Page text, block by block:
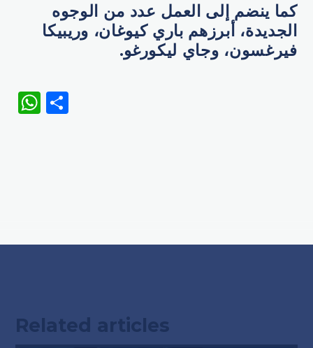
كما ينضم إلى العمل عدد من الوجوه
الجديدة، أبرزهم باري كيوغان، وريبيكا
فيرغسون، وجاي ليكورغو.
WhatsApp
Related articles